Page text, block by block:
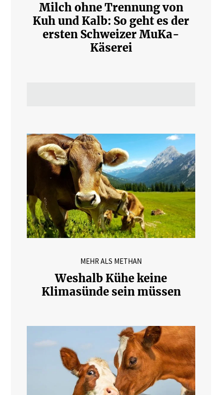
Milch ohne Trennung von
Kuh und Kalb: So geht es der
ersten Schweizer MuKa-
Käserei
MEHR ALS METHAN
Weshalb Kühe keine
Klimasünde sein müssen